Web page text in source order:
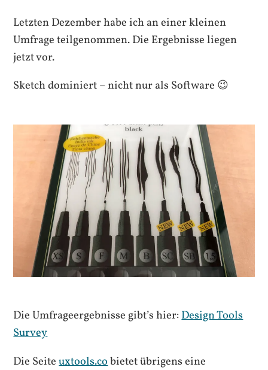
Letzten Dezember habe ich an einer kleinen
Umfrage teilgenommen. Die Ergebnisse liegen
jetzt vor.
Sketch dominiert – nicht nur als Software 😉
Die Umfrageergebnisse gibt’s hier:Design Tools
Survey
Die Seiteuxtools.cobietet übrigens eine